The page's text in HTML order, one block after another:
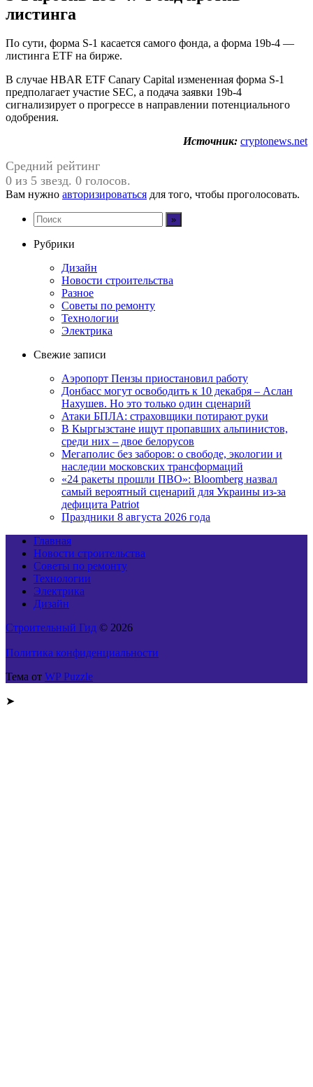
листинга
По сути, форма S-1 касается самого фонда, а форма 19b-4 —
листинга ETF на бирже.
В случае HBAR ETF Canary Capital измененная форма S-1
предполагает участие SEC, а подача заявки 19b-4
сигнализирует о прогрессе в направлении потенциального
одобрения.
Источник: cryptonews.net
Средний рейтинг
0 из 5 звезд. 0 голосов.
Вам нужно авторизироваться для того, чтобы проголосовать.
Рубрики
Дизайн
Новости строительства
Разное
Советы по ремонту
Технологии
Электрика
Свежие записи
Аэропорт Пензы приостановил работу
Донбасс могут освободить к 10 декабря – Аслан
Нахушев. Но это только один сценарий
Атаки БПЛА: страховщики потирают руки
В Кыргызстане ищут пропавших альпинистов,
среди них – двое белорусов
Мегаполис без заборов: о свободе, экологии и
наследии московских трансформаций
«24 ракеты прошли ПВО»: Bloomberg назвал
самый вероятный сценарий для Украины из-за
дефицита Patriot
Праздники 8 августа 2026 года
Главная
Новости строительства
Советы по ремонту
Технологии
Электрика
Дизайн
Строительный Гид © 2026
Политика конфиденциальности
Тема от WP Puzzle
➤